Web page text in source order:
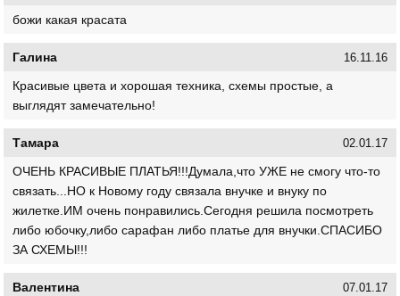
божи какая красата
Галина 16.11.16
Красивые цвета и хорошая техника, схемы простые, а
выглядят замечательно!
Тамара 02.01.17
ОЧЕНЬ КРАСИВЫЕ ПЛАТЬЯ!!!Думала,что УЖЕ не смогу что-то
связать...НО к Новому году связала внучке и внуку по
жилетке.ИМ очень понравились.Сегодня решила посмотреть
либо юбочку,либо сарафан либо платье для внучки.СПАСИБО
ЗА СХЕМЫ!!!
Валентина 07.01.17